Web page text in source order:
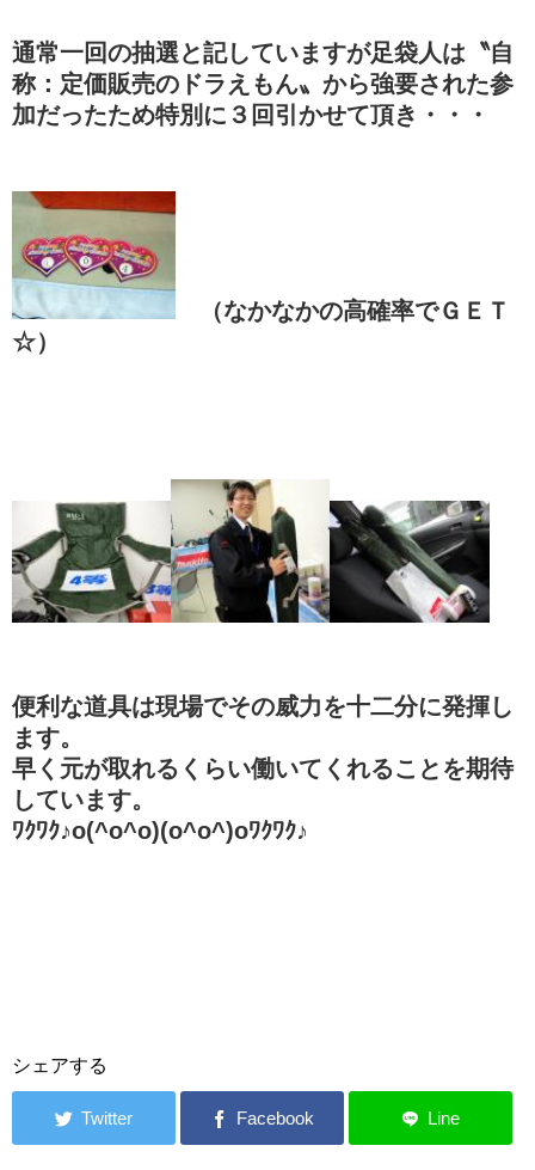
通常一回の抽選と記していますが足袋人は〝自
称：定価販売のドラえもん〟から強要された参
加だったため特別に３回引かせて頂き・・・
（なかなかの高確率でＧＥＴ
☆）
便利な道具は現場でその威力を十二分に発揮し
ます。
早く元が取れるくらい働いてくれることを期待
しています。
ﾜｸﾜｸ♪o(^o^o)(o^o^)oﾜｸﾜｸ♪
シェアする